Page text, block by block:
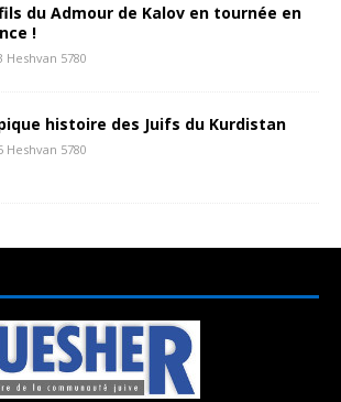
du Admour de Kalov en tournée en
!
Heshvan 5780
histoire des Juifs du Kurdistan
Heshvan 5780